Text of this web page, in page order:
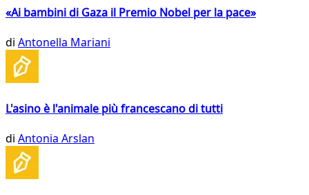
«Ai bambini di Gaza il Premio Nobel per la pace»
di Antonella Mariani
L'asino è l'animale più francescano di tutti
di Antonia Arslan